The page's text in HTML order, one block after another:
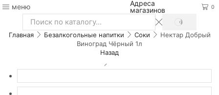
меню
Адреса
магазинов
0
Search
input
SEARCH
Главная Безалкогольные напитки Соки
Нектар Добрый
Виноград Чёрный 1л
Назад